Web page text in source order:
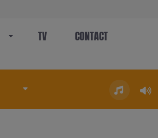
TV CONTACT